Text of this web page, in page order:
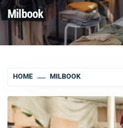
Milbook
HOME MILBOOK